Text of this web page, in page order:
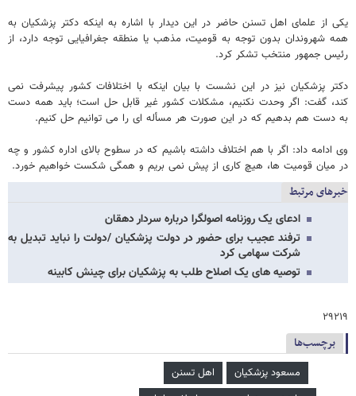
یکی از علمای اهل تسنن حاضر در این دیدار با اشاره به اینکه دکتر پزشکیان به
همه شهروندان بدون توجه به قومیت، مذهب یا منطقه جغرافیایی توجه دارد، از
رئیس جمهور منتخب تشکر کرد.
دکتر پزشکیان نیز در این نشست با بیان اینکه با اختلافات کشور پیشرفت نمی
کند، گفت: اگر وحدت نکنیم، مشکلات کشور غیر قابل حل است؛ باید همه دست
به دست هم بدهیم که در این صورت هر مسأله ای را می توانیم حل کنیم.
وی ادامه داد: اگر با هم اختلاف داشته باشیم که در سطوح بالای اداره کشور و چه
در میان قومیت ها، هیچ کاری از پیش نمی بریم و همگی شکست خواهیم خورد.
خبرهای مرتبط
ادعای یک روزنامه اصولگرا درباره سردار دهقان
ترفند عجیب برای حضور در دولت پزشکیان /دولت را نباید تبدیل به
شرکت سهامی کرد
توصیه های یک اصلاح طلب به پزشکیان برای چینش کابینه
۲۹۲۱۹
برچسب‌ها
مسعود پزشکیان
اهل تسنن